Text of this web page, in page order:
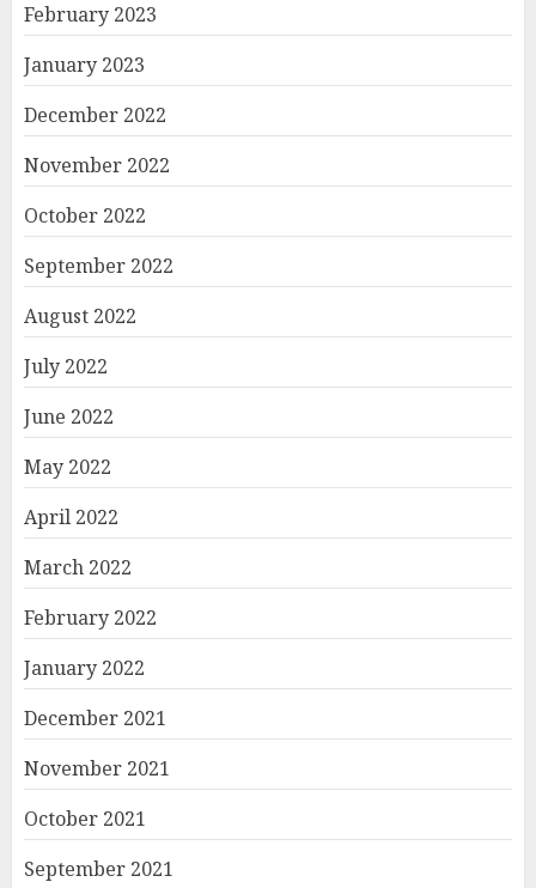
February 2023
January 2023
December 2022
November 2022
October 2022
September 2022
August 2022
July 2022
June 2022
May 2022
April 2022
March 2022
February 2022
January 2022
December 2021
November 2021
October 2021
September 2021